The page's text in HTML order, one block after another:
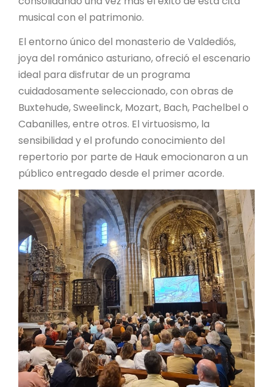
musical con el patrimonio.
El entorno único del monasterio de Valdediós,
joya del románico asturiano, ofreció el escenario
ideal para disfrutar de un programa
cuidadosamente seleccionado, con obras de
Buxtehude, Sweelinck, Mozart, Bach, Pachelbel o
Cabanilles, entre otros. El virtuosismo, la
sensibilidad y el profundo conocimiento del
repertorio por parte de Hauk emocionaron a un
público entregado desde el primer acorde.